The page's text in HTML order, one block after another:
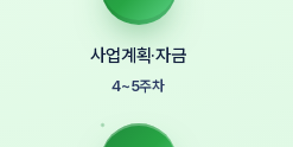
사업계획·자금
4~5주차